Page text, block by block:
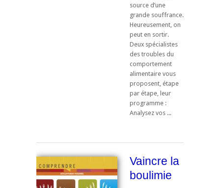
source d’une
grande souffrance.
Heureusement, on
peut en sortir.
Deux spécialistes
des troubles du
comportement
alimentaire vous
proposent, étape
par étape, leur
programme :
Analysez vos ...
Vaincre la
boulimie